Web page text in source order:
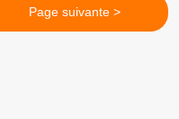
Page suivante >